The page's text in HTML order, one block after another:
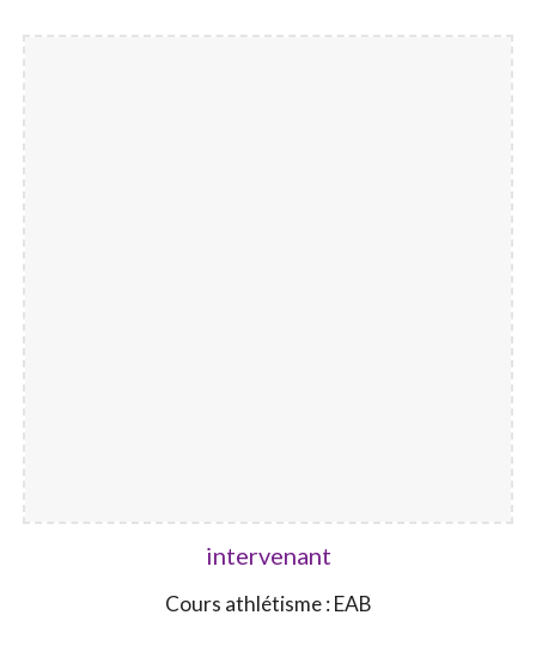
intervenant
Cours athlétisme : EAB